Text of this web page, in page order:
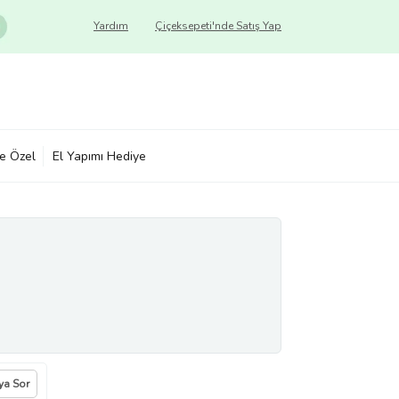
Çiçeksepeti'nde Satış Yap
Yardım
Özel El Yapımı Hediye
Sor